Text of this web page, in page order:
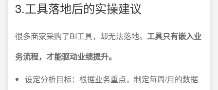
3.工具落地后的实操建议
很多商家采购了BI工具，却无法落地。 工具只有嵌入业
务流程，才能驱动业绩提升。
设定分析目标：根据业务重点，制定每周/月的数据